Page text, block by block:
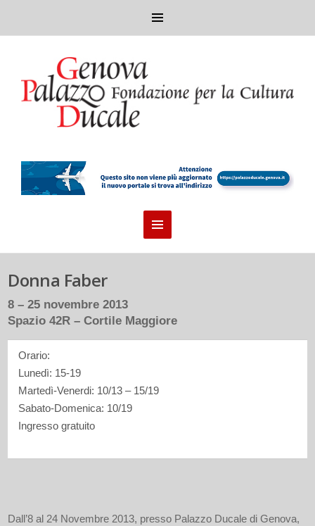
Donna Faber
8 – 25 novembre 2013
Spazio 42R – Cortile Maggiore
Orario:
Lunedì: 15-19
Martedì-Venerdi: 10/13 – 15/19
Sabato-Domenica: 10/19
Ingresso gratuito
Dall’8 al 24 Novembre 2013, presso Palazzo Ducale di Genova,